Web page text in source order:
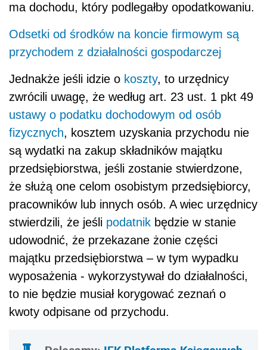
ma dochodu, który podlegałby opodatkowaniu.
Odsetki od środków na koncie firmowym są
przychodem z działalności gospodarczej
Jednakże jeśli idzie o koszty, to urzędnicy
zwrócili uwagę, że według art. 23 ust. 1 pkt 49
ustawy o podatku dochodowym od osób
fizycznych, kosztem uzyskania przychodu nie
są wydatki na zakup składników majątku
przedsiębiorstwa, jeśli zostanie stwierdzone,
że służą one celom osobistym przedsiębiorcy,
pracowników lub innych osób. A wiec urzędnicy
stwierdzili, że jeśli podatnik będzie w stanie
udowodnić, że przekazane żonie części
majątku przedsiębiorstwa – w tym wypadku
wyposażenia - wykorzystywał do działalności,
to nie będzie musiał korygować zeznań o
kwoty odpisane od przychodu.